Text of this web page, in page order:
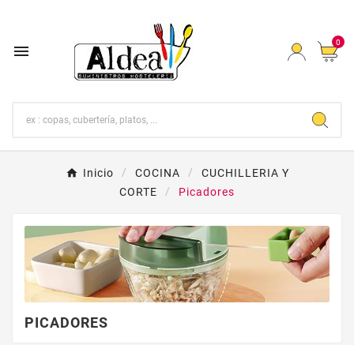
 0
Inicio COCINA
CUCHILLERIA Y
CORTE
Picadores
PICADORES